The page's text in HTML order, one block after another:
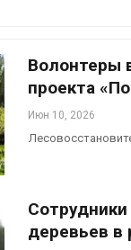
Волонтеры
проекта
Июн 10, 2026
деревьев в